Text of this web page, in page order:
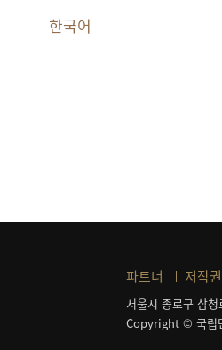
한국어
파트너 저작
서울시 종로구 삼
Copyright © 국립